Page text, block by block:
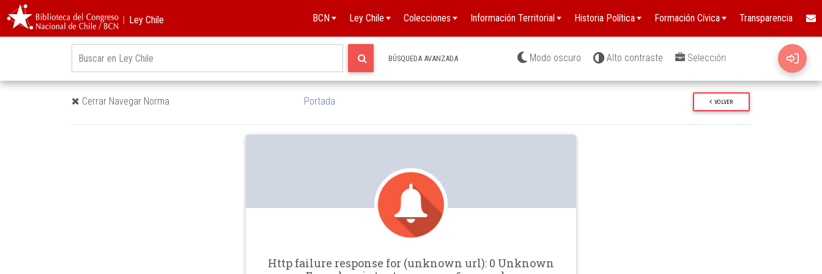
︱Ley Chile BCN Ley Chile Colecciones Información Territorial Historia Política Formación Cívica Transparencia
BÚSQUEDA AVANZADA Modo oscuro Alto contraste Selección
Cerrar Navegar Norma Portada VOLVER
Http failure response for (unknown url): 0 Unknown